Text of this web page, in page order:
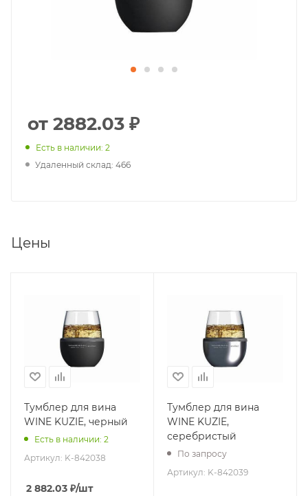
от 2882.03 ₽
Есть в наличии: 2
Удаленный склад: 466
Цены
Тумблер для вина
WINE KUZIE, черный
Есть в наличии: 2
Артикул: K-842038
2 882.03 ₽/шт
Тумблер для вина
WINE KUZIE,
серебристый
По запросу
Артикул: K-842039